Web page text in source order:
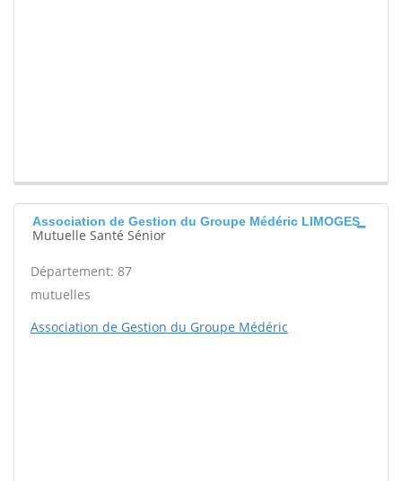
Association de Gestion du Groupe Médéric LIMOGES
Mutuelle Santé Sénior
Département: 87
mutuelles
Association de Gestion du Groupe Médéric